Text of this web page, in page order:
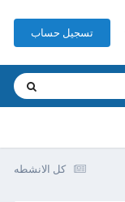
تسجيل حساب
كل الانشطه